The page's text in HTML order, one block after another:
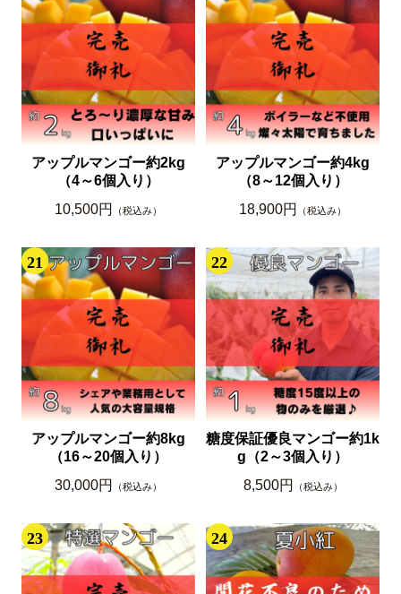
アップルマンゴー約2kg
（4～6個入り）
10,500円
（税込み）
アップルマンゴー約4kg
（8～12個入り）
18,900円
（税込み）
21
アップルマンゴー約8kg
（16～20個入り）
30,000円
（税込み）
22
糖度保証優良マンゴー約1k
g（2～3個入り）
8,500円
（税込み）
23 24